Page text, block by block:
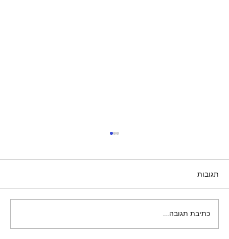
WP41G209IL מייבש כביסה סימנס
תגובות
כתיבת תגובה...